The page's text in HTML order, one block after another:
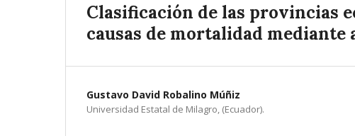
Clasificación de las provincias
causas de mortalidad mediante
Gustavo David Robalino Múñiz
Universidad Estatal de Milagro, (Ecuador).